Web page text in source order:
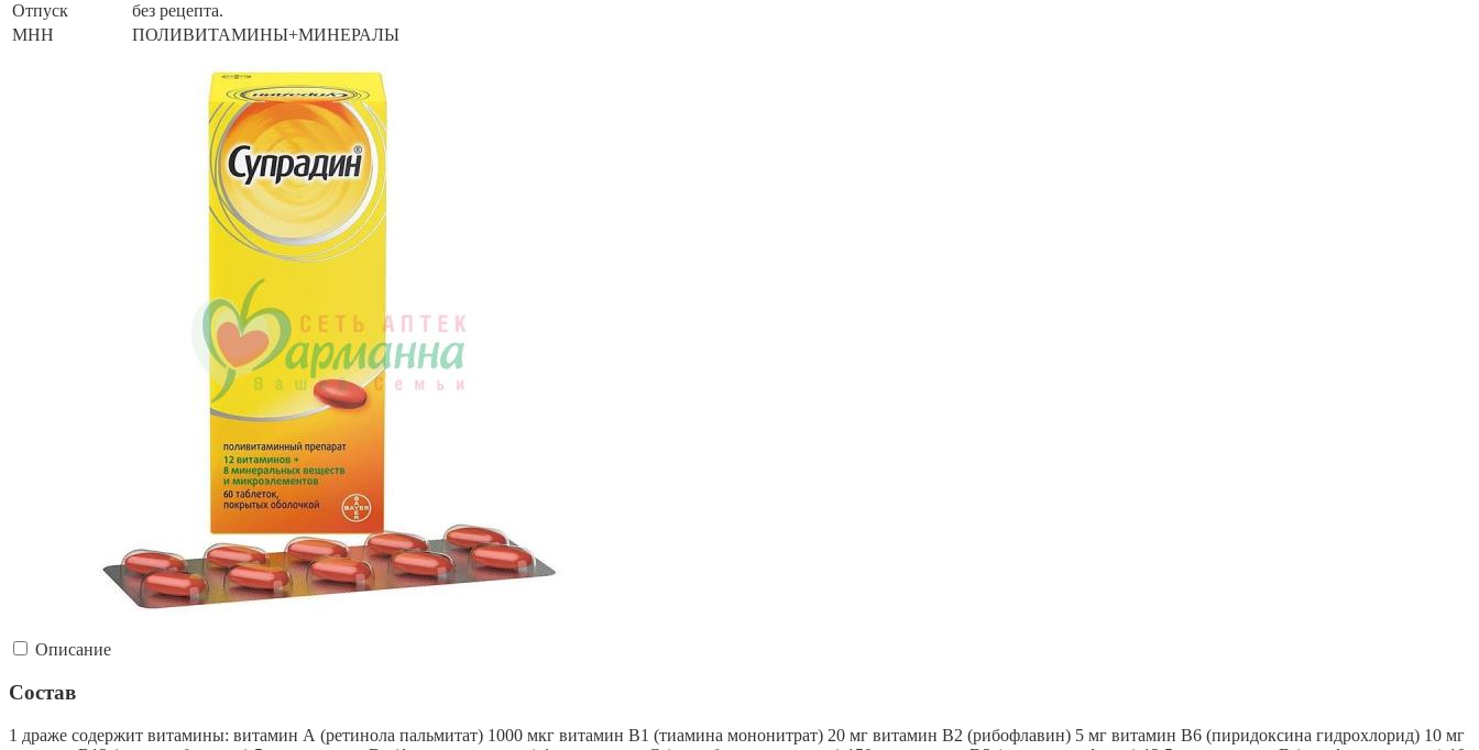
Отпуск
без рецепта.
МНН
ПОЛИВИТАМИНЫ+МИНЕРАЛЫ
Описание
Состав
1 драже содержит витамины: витамин А (ретинола пальмитат) 1000 мкг витамин В1 (тиамина мононитрат) 20 мг витамин В2 (рибофлавин) 5 мг витамин В6 (пиридоксина гидрохлорид) 10 мг